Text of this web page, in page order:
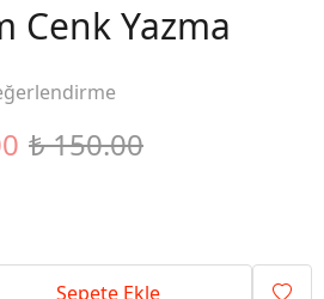
Cenk Yazma
₺ 150.00
Sepete Ekle